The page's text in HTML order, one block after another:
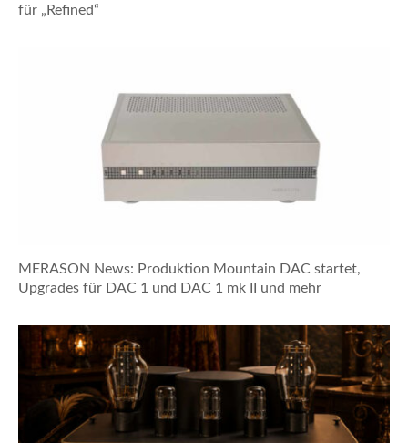
für „Refined“
MERASON News: Produktion Mountain DAC startet,
Upgrades für DAC 1 und DAC 1 mk II und mehr